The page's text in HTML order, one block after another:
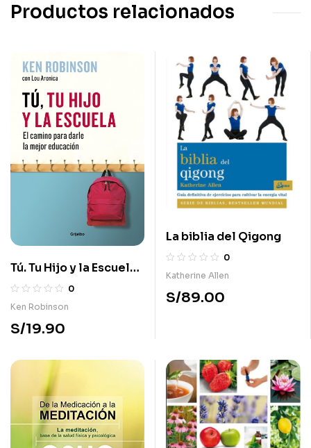
Productos relacionados
Tú. Tu Hijo y la Escuela.
el Camino Para Darle la
Mejor Educación
0
Ken Robinson
S/19.90
La biblia del Qigong
0
Katherine Allen
S/89.00